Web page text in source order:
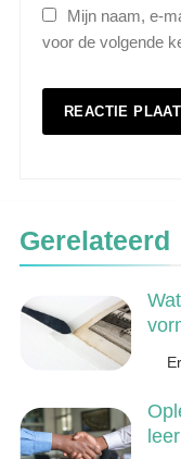
Mijn naam, e-
voor de volgende
Gerelateerd
7